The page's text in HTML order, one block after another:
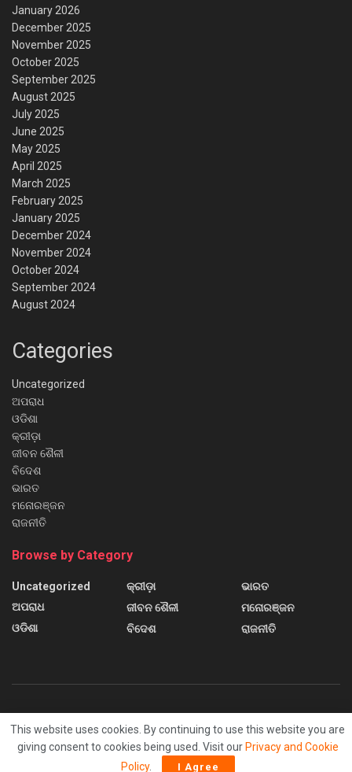
January 2026
December 2025
November 2025
October 2025
September 2025
August 2025
July 2025
June 2025
May 2025
April 2025
March 2025
February 2025
January 2025
December 2024
November 2024
October 2024
September 2024
August 2024
Categories
Uncategorized
ଅପରାଧ
ଓଡିଶା
କ୍ରୀଡ଼ା
ଜୀବନ ଶୈଳୀ
ବିଦେଶ
ଭାରତ
ମନୋରଞ୍ଜନ
ରାଜନୀତି
Browse by Category
Uncategorized
ଅପରାଧ
ଓଡିଶା
କ୍ରୀଡ଼ା
ଜୀବନ ଶୈଳୀ
ବିଦେଶ
ଭାରତ
ମନୋରଞ୍ଜନ
ରାଜନୀତି
Home 4
Home 5 Home 6 Sample Page
This website uses cookies. By continuing to use this website you are
giving consent to cookies being used. Visit our Privacy and Cookie
Policy. I Agree